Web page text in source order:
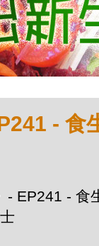
-
- EP241 - 食